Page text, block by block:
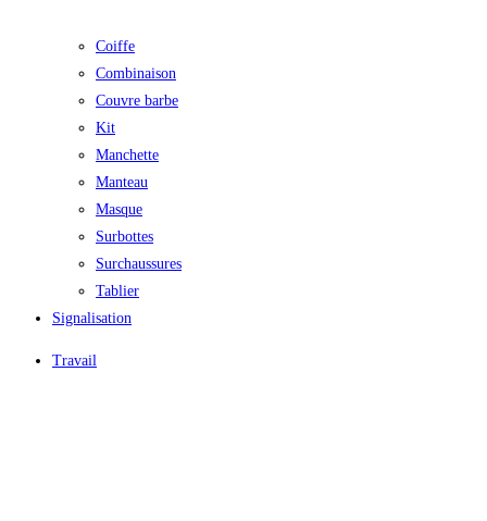
Coiffe
Combinaison
Couvre barbe
Kit
Manchette
Manteau
Masque
Surbottes
Surchaussures
Tablier
Signalisation
Travail